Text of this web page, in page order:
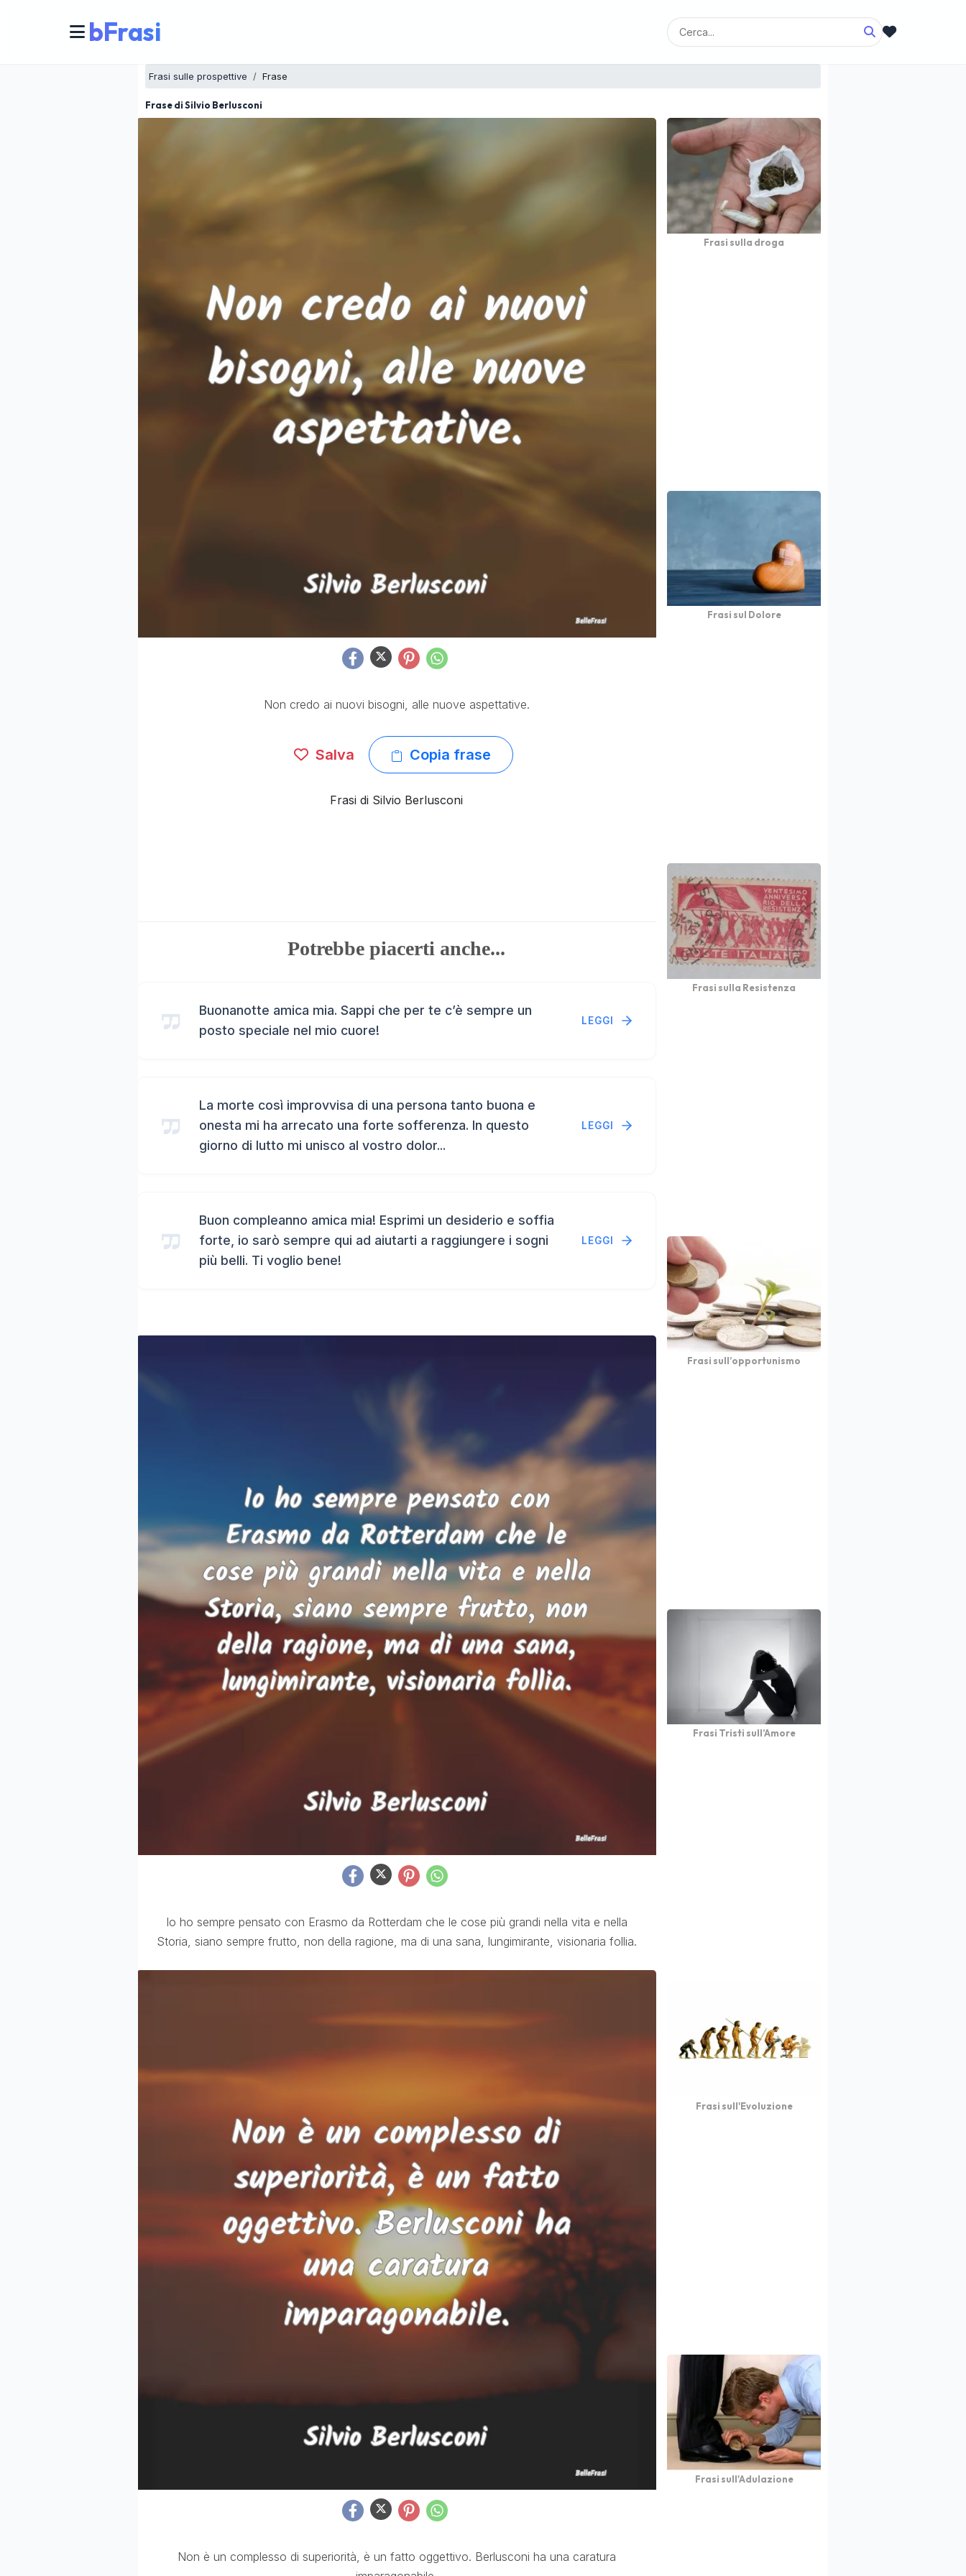
bFrasi
Frasi sulle prospettive Frase
Frase di Silvio Berlusconi
Non credo ai nuovi bisogni, alle nuove aspettative.
Salva Copia frase
Frasi di Silvio Berlusconi
Potrebbe piacerti anche...
Buonanotte amica mia. Sappi che per te c’è sempre un
posto speciale nel mio cuore!
LEGGI
La morte così improvvisa di una persona tanto buona e
onesta mi ha arrecato una forte sofferenza. In questo
giorno di lutto mi unisco al vostro dolor...
LEGGI
Buon compleanno amica mia! Esprimi un desiderio e soffia
forte, io sarò sempre qui ad aiutarti a raggiungere i sogni
più belli. Ti voglio bene!
LEGGI
Io ho sempre pensato con Erasmo da Rotterdam che le cose più grandi nella vita e nella
Storia, siano sempre frutto, non della ragione, ma di una sana, lungimirante, visionaria follia.
Non è un complesso di superiorità, è un fatto oggettivo. Berlusconi ha una caratura
Frasi sulla droga
Frasi sul Dolore
Frasi sulla Resistenza
Frasi sull’opportunismo
Frasi Tristi sull’Amore
Frasi sull'Evoluzione
Frasi sull'Adulazione